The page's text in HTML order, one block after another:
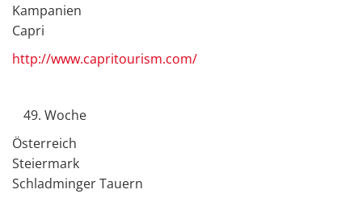
Kampanien
Capri
http://www.capritourism.com/
Woche
Österreich
Steiermark
Schladminger Tauern